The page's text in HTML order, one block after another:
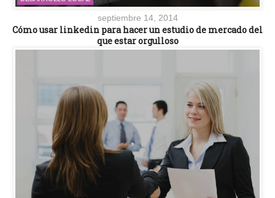
septiembre 14, 2014
Cómo usar linkedin para hacer un estudio de mercado del
que estar orgulloso